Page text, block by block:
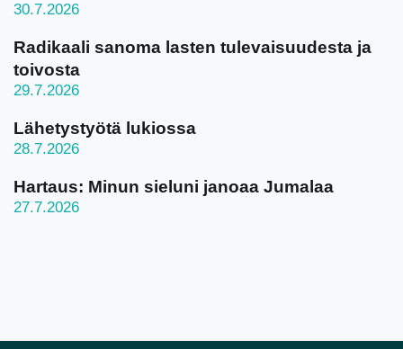
30.7.2026
Radikaali sanoma lasten tulevaisuudesta ja
toivosta
29.7.2026
Lähetystyötä lukiossa
28.7.2026
Hartaus: Minun sieluni janoaa Jumalaa
27.7.2026